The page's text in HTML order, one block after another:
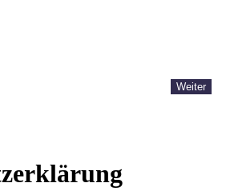
Weiter